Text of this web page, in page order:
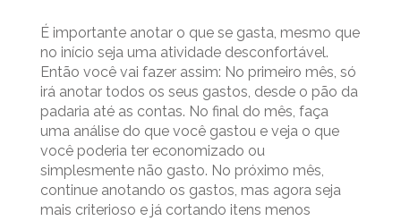
É importante anotar o que se gasta, mesmo que
no início seja uma atividade desconfortável.
Então você vai fazer assim: No primeiro mês, só
irá anotar todos os seus gastos, desde o pão da
padaria até as contas. No final do mês, faça
uma análise do que você gastou e veja o que
você poderia ter economizado ou
simplesmente não gasto. No próximo mês,
continue anotando os gastos, mas agora seja
mais criterioso e já cortando itens menos